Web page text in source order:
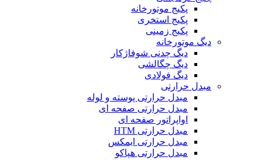
پکیج موتورخانه
پکیج استخری
پکیج زمینی
دیگ موتورخانه
دیگ چدنی شوفاژکار
دیگ چگالشی
دیگ فولادی
مبدل حرارتی
مبدل حرارتی پوسته و لوله
مبدل حرارتی صفحه ای
اواپراتور صفحه ای
مبدل حرارتی HTM
مبدل حرارتی ایمکس
مبدل حرارتی هپاکو